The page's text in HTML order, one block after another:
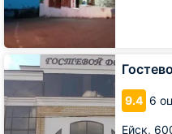
9.4 6
Ейск,
Гостевой
дом